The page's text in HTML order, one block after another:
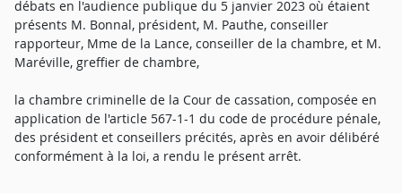
débats en l'audience publique du 5 janvier 2023 où étaient
présents M. Bonnal, président, M. Pauthe, conseiller
rapporteur, Mme de la Lance, conseiller de la chambre, et M.
Maréville, greffier de chambre,
la chambre criminelle de la Cour de cassation, composée en
application de l'article 567-1-1 du code de procédure pénale,
des président et conseillers précités, après en avoir délibéré
conformément à la loi, a rendu le présent arrêt.